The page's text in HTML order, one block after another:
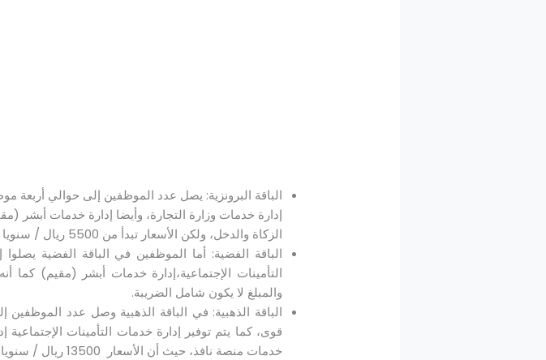
الباقة البرونزية: يصل عدد الموظفين إلى حوالي أربعة
إدارة خدمات وزارة التجارة، وأيضا إدارة خدمات أبشر
الزكاة والدخل، ولكن الأسعار تبدأ من 5500 ريال / سنويا ويجب معرفة إن المبلغ لا يكون شامل ضريبة القيمة المضافة..
والمبلغ لا يكون شامل الضريبة.
قوى، كما يتم توفير إدارة خدمات التأمينات
خدمات منصة نافذ، حيث أن الأسعار 13500 ريال / سنويا.